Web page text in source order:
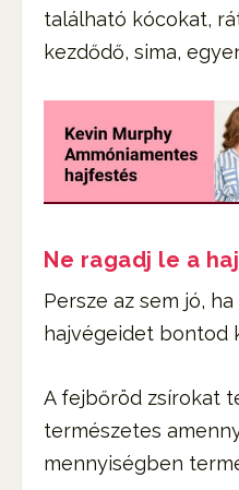
található kócokat,
kezdődő, sima,
Ne ragadj le a
Persze az sem jó,
hajvégeidet bontod
A fejbőröd zsírokat
természetes
mennyiségben